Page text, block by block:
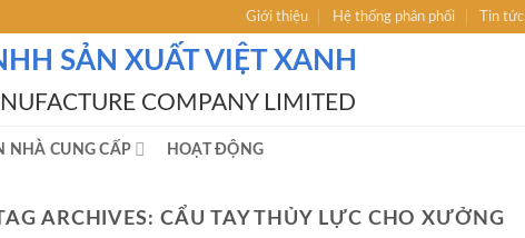
Giới thiệu Hệ thống phân phối Tin tức
SẢN XUẤT VIỆT XANH
COMPANY LIMITED
NHÀ CUNG CẤP HOẠT ĐỘNG
ARCHIVES: CẨU TAY THỦY LỰC CHO XƯỞNG